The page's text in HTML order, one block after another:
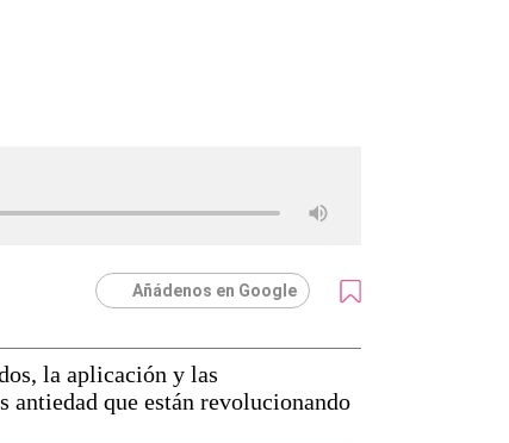
Añádenos en Google
la aplicación y las
antiedad que están revolucionando